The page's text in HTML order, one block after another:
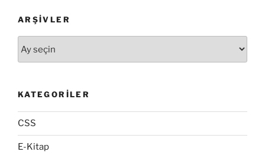
ARŞIVLER
KATEGORILER
CSS
E-Kitap